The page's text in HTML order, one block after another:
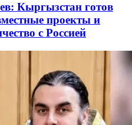
Кыргызстан готов
проекты и
с Россией